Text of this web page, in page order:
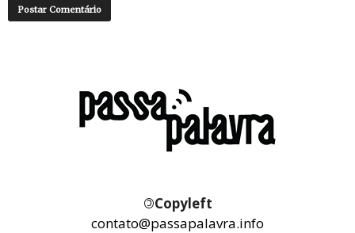
©Copyleft
contato@passapalavra.info